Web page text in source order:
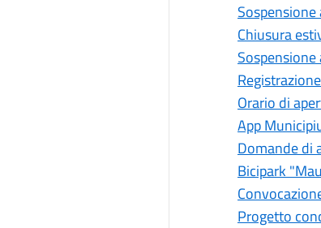
Sospensione
Chiusura
Sospensione
Orario di
App
Domande di
Bicipark
Progetto